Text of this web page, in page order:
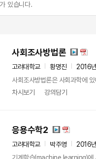
있습니다.
사회조사방법론
고려대학교 황명진
2016
사회조사방법론은 사회과학에
차시보기
강의담기
응용수학2
고려대학교 박주영
2016